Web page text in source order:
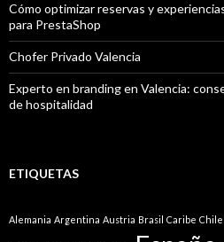
Cómo optimizar reservas y
para PrestaShop
Chofer Privado Valencia
Experto en branding en Valencia:
de hospitalidad
ETIQUETAS
Alemania Argentina Austria Brasil Caribe Chile